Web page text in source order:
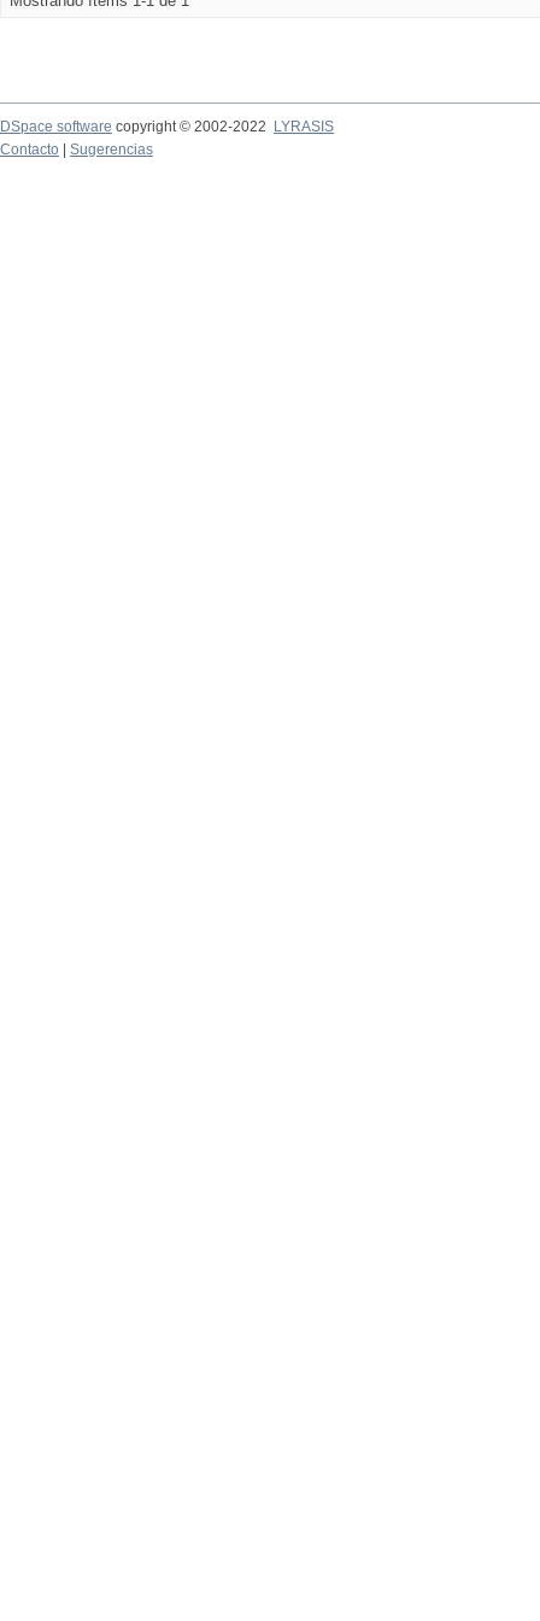
DSpace software copyright © 2002-2022
LYRASIS
Contacto
Sugerencias